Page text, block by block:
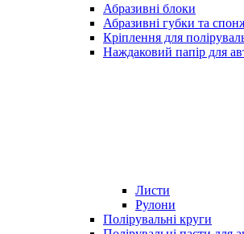
Абразивні блоки
Абразивні губки та
Кріплення для
Наждаковий папір для
Листи
Рулони
Полірувальні круги